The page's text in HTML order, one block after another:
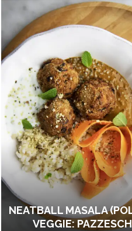
NEATBALL MASALA
VEGGIE: